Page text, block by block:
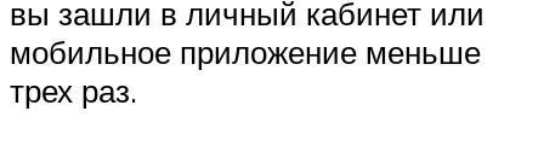
вы зашли в личный кабинет или
мобильное приложение меньше
трех раз.